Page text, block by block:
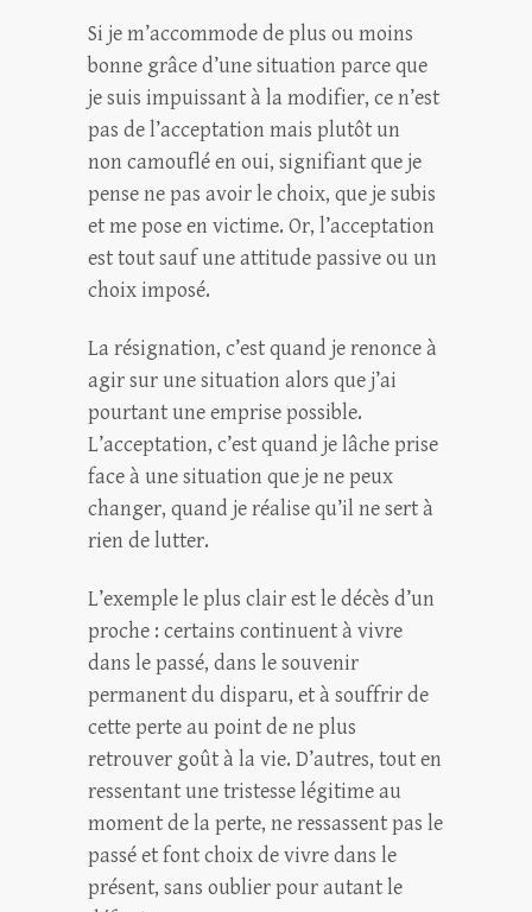
Si je m’accommode de plus ou moins
bonne grâce d’une situation parce que
je suis impuissant à la modifier, ce n’est
pas de l’acceptation mais plutôt un
non camouflé en oui, signifiant que je
pense ne pas avoir le choix, que je subis
et me pose en victime. Or, l’acceptation
est tout sauf une attitude passive ou un
choix imposé.
La résignation, c’est quand je renonce à
agir sur une situation alors que j’ai
pourtant une emprise possible.
L’acceptation, c’est quand je lâche prise
face à une situation que je ne peux
changer, quand je réalise qu’il ne sert à
rien de lutter.
L’exemple le plus clair est le décès d’un
proche : certains continuent à vivre
dans le passé, dans le souvenir
permanent du disparu, et à souffrir de
cette perte au point de ne plus
retrouver goût à la vie. D’autres, tout en
ressentant une tristesse légitime au
moment de la perte, ne ressassent pas le
passé et font choix de vivre dans le
présent, sans oublier pour autant le